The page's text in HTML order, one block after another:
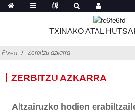
TXINAKO ATAL
Etxea Zerbitzu azkarra
丨ZERBITZU AZKARRA
Altzairuzko hodien